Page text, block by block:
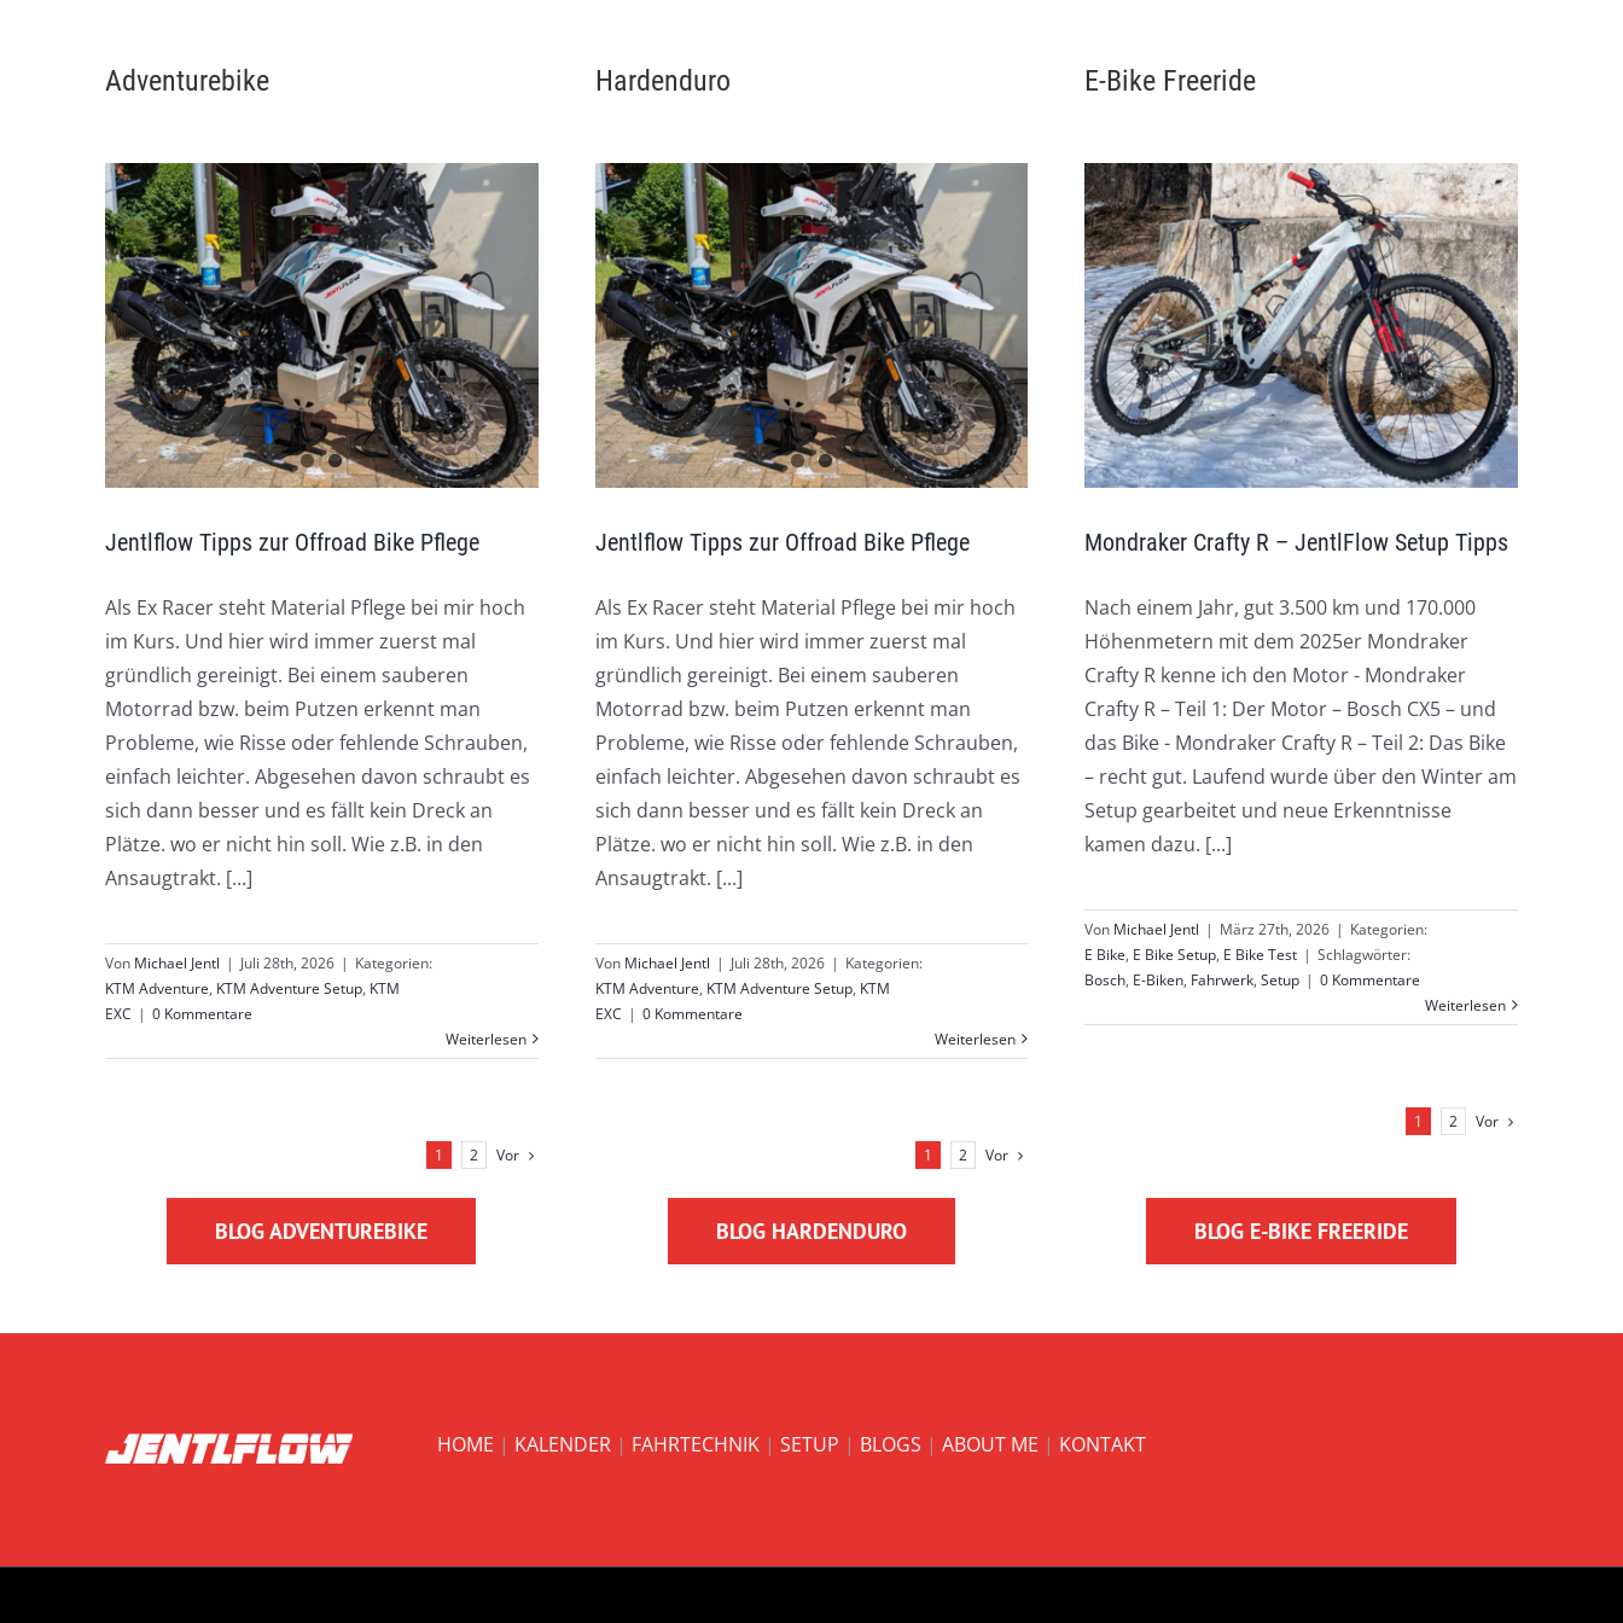
Adventurebike Hardenduro E-Bike Freeride
Jentlflow Tipps zur Offroad Bike Pflege
Als Ex Racer steht Material Pflege bei mir hoch
im Kurs. Und hier wird immer zuerst mal
gründlich gereinigt. Bei einem sauberen
Motorrad bzw. beim Putzen erkennt man
Probleme, wie Risse oder fehlende Schrauben,
einfach leichter. Abgesehen davon schraubt es
sich dann besser und es fällt kein Dreck an
Plätze. wo er nicht hin soll. Wie z.B. in den
Ansaugtrakt. [...]
Von Michael Jentl | Juli 28th, 2026 | Kategorien:
KTM Adventure, KTM Adventure Setup, KTM
EXC | 0 Kommentare
Weiterlesen
1 2 Vor
Jentlflow Tipps zur Offroad Bike Pflege
Als Ex Racer steht Material Pflege bei mir hoch
im Kurs. Und hier wird immer zuerst mal
gründlich gereinigt. Bei einem sauberen
Motorrad bzw. beim Putzen erkennt man
Probleme, wie Risse oder fehlende Schrauben,
einfach leichter. Abgesehen davon schraubt es
sich dann besser und es fällt kein Dreck an
Plätze. wo er nicht hin soll. Wie z.B. in den
Ansaugtrakt. [...]
Von Michael Jentl | Juli 28th, 2026 | Kategorien:
KTM Adventure, KTM Adventure Setup, KTM
EXC | 0 Kommentare
Weiterlesen
1 2 Vor
Mondraker Crafty R – JentlFlow Setup Tipps
Nach einem Jahr, gut 3.500 km und 170.000
Höhenmetern mit dem 2025er Mondraker
Crafty R kenne ich den Motor - Mondraker
Crafty R – Teil 1: Der Motor – Bosch CX5 – und
das Bike - Mondraker Crafty R – Teil 2: Das Bike
– recht gut. Laufend wurde über den Winter am
Setup gearbeitet und neue Erkenntnisse
kamen dazu. [...]
Von Michael Jentl | März 27th, 2026 | Kategorien:
E Bike, E Bike Setup, E Bike Test | Schlagwörter:
Bosch, E-Biken, Fahrwerk,Setup | 0 Kommentare
Weiterlesen
1 2 Vor
BLOG ADVENTUREBIKE BLOG HARDENDURO BLOG E-BIKE FREERIDE
HOME | KALENDER | FAHRTECHNIK | SETUP | BLOGS | ABOUT ME | KONTAKT